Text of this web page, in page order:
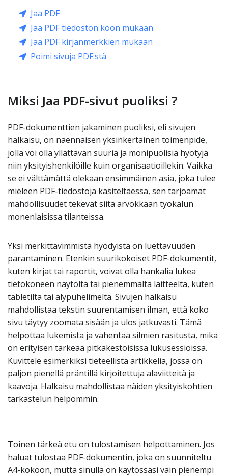
Jaa PDF
Jaa PDF tiedoston koon mukaan
Jaa PDF kirjanmerkkien mukaan
Poimi sivuja PDF:stä
Miksi Jaa PDF-sivut puoliksi ?
PDF-dokumenttien jakaminen puoliksi, eli sivujen
halkaisu, on näennäisen yksinkertainen toimenpide,
jolla voi olla yllättävän suuria ja monipuolisia hyötyjä
niin yksityishenkilöille kuin organisaatioillekin. Vaikka
se ei välttämättä olekaan ensimmäinen asia, joka tulee
mieleen PDF-tiedostoja käsiteltäessä, sen tarjoamat
mahdollisuudet tekevät siitä arvokkaan työkalun
monenlaisissa tilanteissa.
Yksi merkittävimmistä hyödyistä on luettavuuden
parantaminen. Etenkin suurikokoiset PDF-dokumentit,
kuten kirjat tai raportit, voivat olla hankalia lukea
tietokoneen näytöltä tai pienemmältä laitteelta, kuten
tabletilta tai älypuhelimelta. Sivujen halkaisu
mahdollistaa tekstin suurentamisen ilman, että koko
sivu täytyy zoomata sisään ja ulos jatkuvasti. Tämä
helpottaa lukemista ja vähentää silmien rasitusta, mikä
on erityisen tärkeää pitkäkestoisissa lukusessioissa.
Kuvittele esimerkiksi tieteellistä artikkelia, jossa on
paljon pienellä präntillä kirjoitettuja alaviitteitä ja
kaavoja. Halkaisu mahdollistaa näiden yksityiskohtien
tarkastelun helpommin.
Toinen tärkeä etu on tulostamisen helpottaminen. Jos
haluat tulostaa PDF-dokumentin, joka on suunniteltu
A4-kokoon, mutta sinulla on käytössäsi vain pienempi